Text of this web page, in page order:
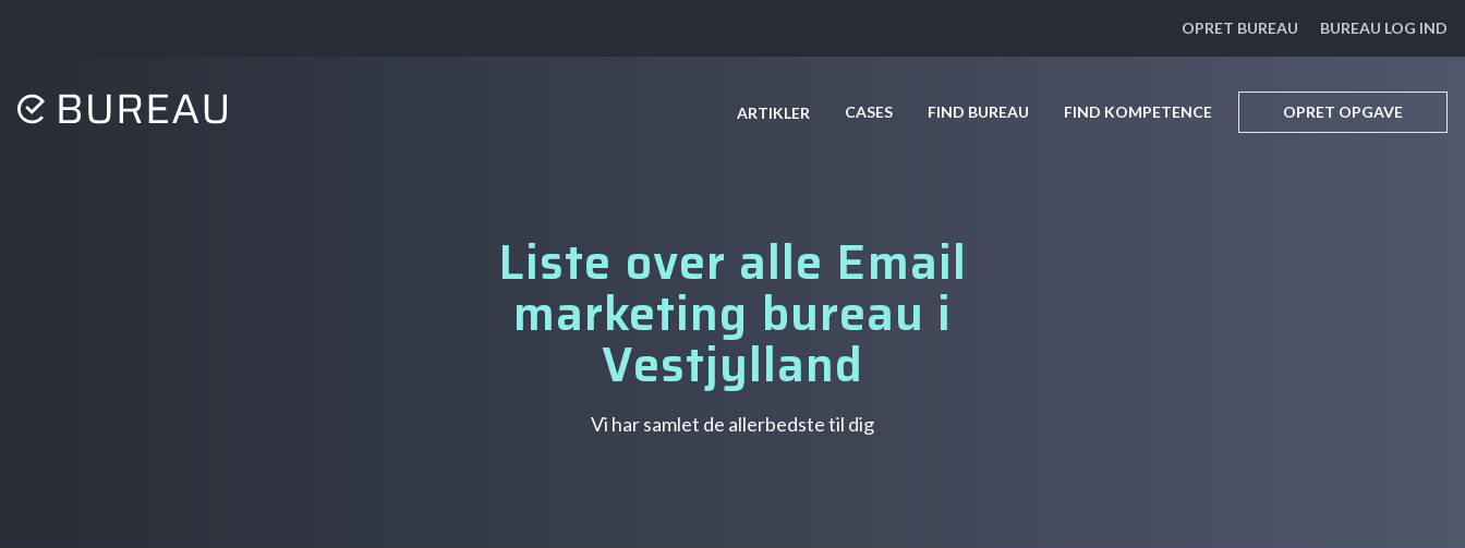
OPRET BUREAU BUREAU LOG IND
ARTIKLER CASES FIND BUREAU FIND KOMPETENCE OPRET OPGAVE
Liste over alle Email
marketing bureau i
Vestjylland
Vi har samlet de allerbedste til dig